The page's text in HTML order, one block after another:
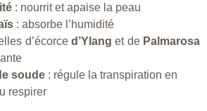
: nourrit et apaise la peau
: absorbe l’humidité
d’écorce d’Ylang et de Palmarosa
soude : régule la transpiration en
respirer